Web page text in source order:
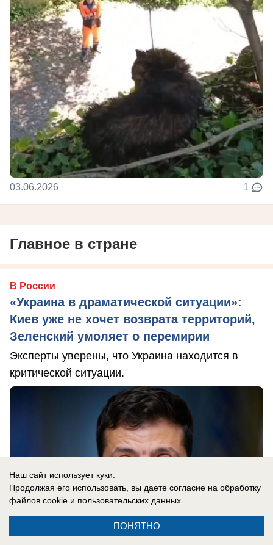
03.06.2026 1
Главное в стране
В России
«Украина в драматической ситуации»:
Киев уже не хочет возврата территорий,
Зеленский умоляет о перемирии
Эксперты уверены, что Украина находится в
критической ситуации.
Наш сайт использует куки.
Продолжая его использовать, вы даете согласие на обработку
файлов cookie и пользовательских данных.
ПОНЯТНО